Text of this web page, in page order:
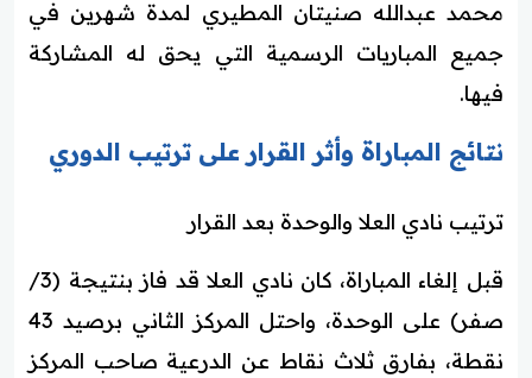
محمد عبدالله صنيتان المطيري لمدة شهرين في
جميع المباريات الرسمية التي يحق له المشاركة
فيها.
نتائج المباراة وأثر القرار على ترتيب الدوري
ترتيب نادي العلا والوحدة بعد القرار
قبل إلغاء المباراة، كان نادي العلا قد فاز بنتيجة (3/
صفر) على الوحدة، واحتل المركز الثاني برصيد 43
نقطة، بفارق ثلاث نقاط عن الدرعية صاحب المركز